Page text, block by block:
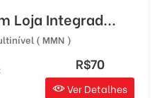
Loja Integrad...
( MMN )
R$70
Ver Detalhes